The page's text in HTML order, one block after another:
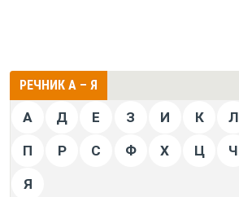
РЕЧНИК А – Я
А Д Е З И К Л
П Р С Ф Х Ц Ч
Я